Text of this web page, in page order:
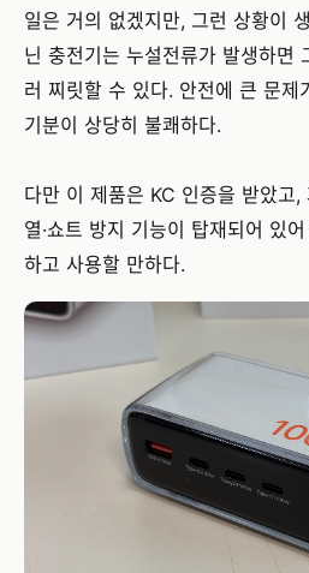
일은 거의 없겠지만, 그런 상황이
닌 충전기는 누설전류가 발생하면
러 찌릿할 수 있다. 안전에 큰 문제
기분이 상당히 불쾌하다.
다만 이 제품은 KC 인증을 받았고,
열·쇼트 방지 기능이 탑재되어 있
하고 사용할 만하다.